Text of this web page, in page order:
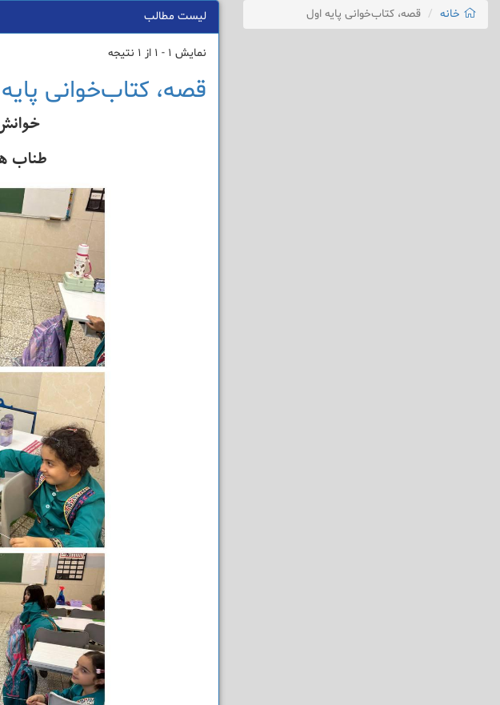
لیست مطالب
نمایش 1 - 1 از 1 نتیجه
قصه، کتاب‌خوانی
طناب
خانه قصه، کتاب‌خوانی پایه اول